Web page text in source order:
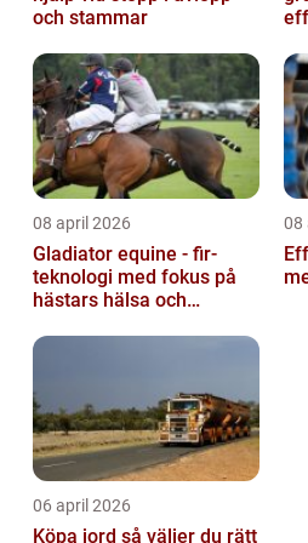
och stammar
08 april 2026
Gladiator equine - fir-
teknologi med fokus på
hästars hälsa och
08
06 april 2026
Köpa jord så väljer du rätt